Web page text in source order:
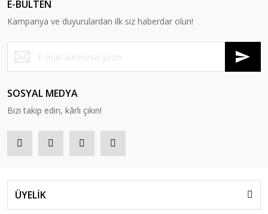
E-BÜLTEN
Kampanya ve duyurulardan ilk siz haberdar olun!
SOSYAL MEDYA
Bizi takip edin, kârlı çıkın!
ÜYELİK